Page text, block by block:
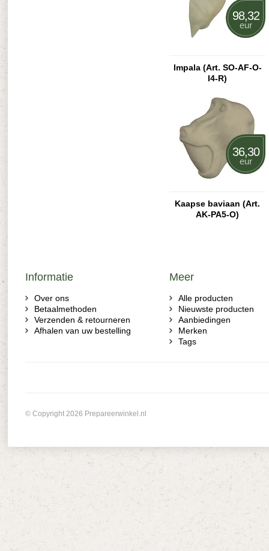
Impala (Art. SO-AF-O-
I4-R)
98,32
eur
Kaapse baviaan (Art.
AK-PA5-O)
36,30
eur
Informatie
Over ons
Betaalmethoden
Verzenden & retourneren
Afhalen van uw bestelling
Meer
Alle producten
Nieuwste producten
Aanbiedingen
Merken
Tags
© Copyright 2026 Prepareerwinkel.nl